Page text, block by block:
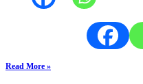
Read More »